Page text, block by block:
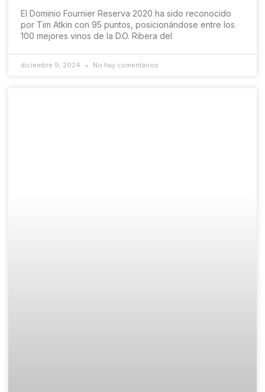
El Dominio Fournier Reserva 2020 ha sido reconocido
por Tim Atkin con 95 puntos, posicionándose entre los
100 mejores vinos de la D.O. Ribera del
diciembre 9, 2024 No hay comentarios